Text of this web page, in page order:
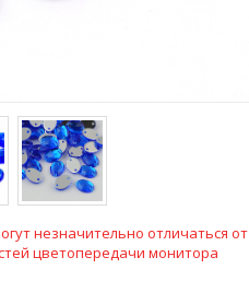
незначительно отличаться от
цветопередачи монитора